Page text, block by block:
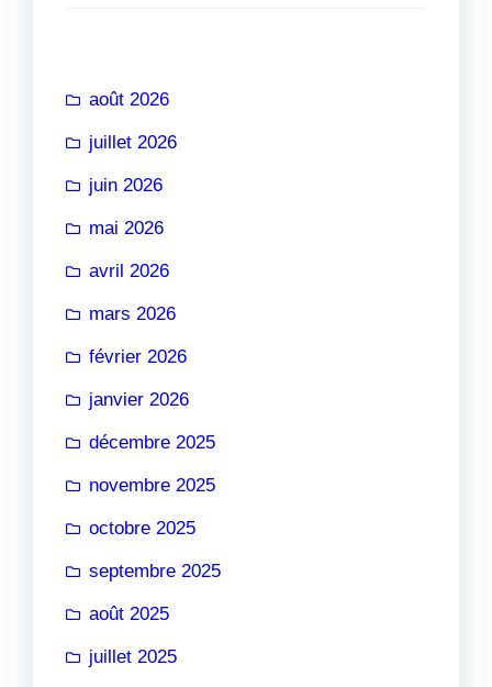
août 2026
juillet 2026
juin 2026
mai 2026
avril 2026
mars 2026
février 2026
janvier 2026
décembre 2025
novembre 2025
octobre 2025
septembre 2025
août 2025
juillet 2025